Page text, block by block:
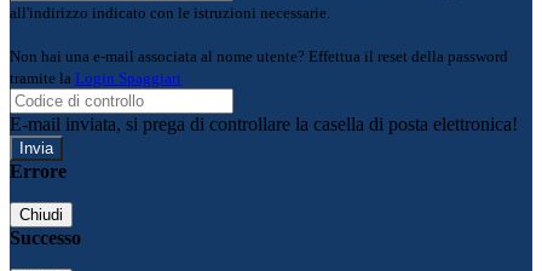
all'indirizzo indicato con le istruzioni necessarie.
Non hai una e-mail associata al nome utente? Effettua il reset della password
tramite la Login Spaggiari
E-mail inviata, si prega di controllare la casella di posta elettronica!
Errore
Chiudi
Successo